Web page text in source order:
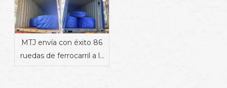
MTJ envía con éxito 86
ruedas de ferrocarril a la